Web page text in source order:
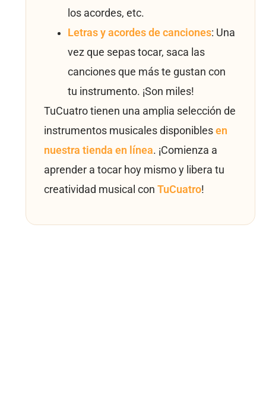
los acordes, etc.
Letras y acordes de canciones: Una
vez que sepas tocar, saca las
canciones que más te gustan con
tu instrumento. ¡Son miles!
TuCuatro tienen una amplia selección de
instrumentos musicales disponibles en
nuestra tienda en línea. ¡Comienza a
aprender a tocar hoy mismo y libera tu
creatividad musical con TuCuatro!